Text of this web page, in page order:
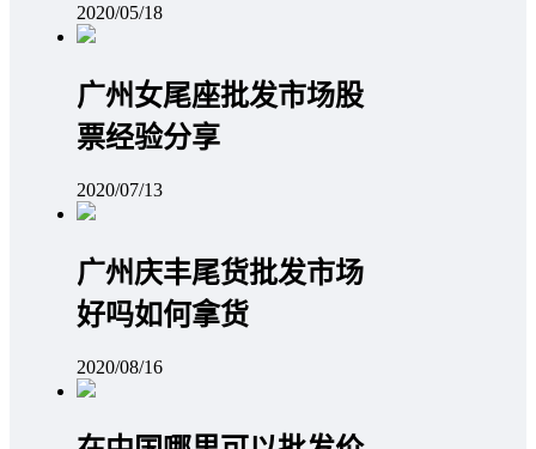
2020/05/18
广州女尾座批发市场股
票经验分享
2020/07/13
广州庆丰尾货批发市场
好吗如何拿货
2020/08/16